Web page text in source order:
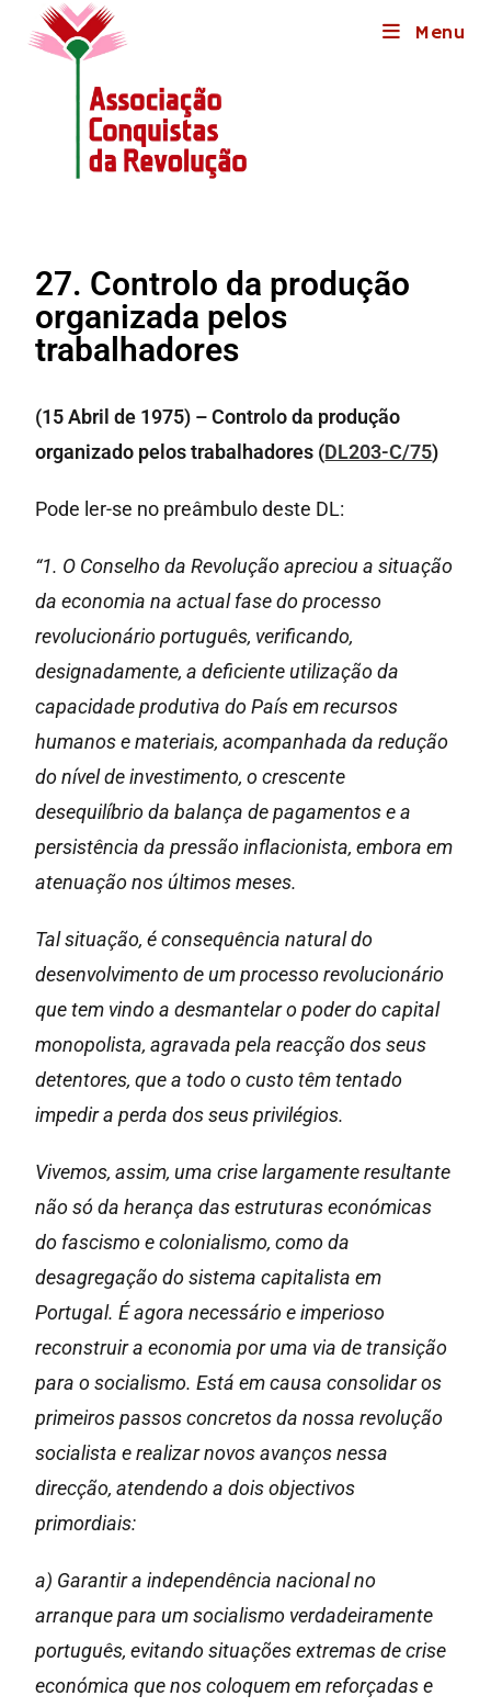
Menu
27. Controlo da produção
organizada pelos
trabalhadores
(15 Abril de 1975) – Controlo da produção
organizado pelos trabalhadores (DL203-C/75)
Pode ler-se no preâmbulo deste DL:
“1. O Conselho da Revolução apreciou a situação
da economia na actual fase do processo
revolucionário português, verificando,
designadamente, a deficiente utilização da
capacidade produtiva do País em recursos
humanos e materiais, acompanhada da redução
do nível de investimento, o crescente
desequilíbrio da balança de pagamentos e a
persistência da pressão inflacionista, embora em
atenuação nos últimos meses.
Tal situação, é consequência natural do
desenvolvimento de um processo revolucionário
que tem vindo a desmantelar o poder do capital
monopolista, agravada pela reacção dos seus
detentores, que a todo o custo têm tentado
impedir a perda dos seus privilégios.
Vivemos, assim, uma crise largamente resultante
não só da herança das estruturas económicas
do fascismo e colonialismo, como da
desagregação do sistema capitalista em
Portugal. É agora necessário e imperioso
reconstruir a economia por uma via de transição
para o socialismo. Está em causa consolidar os
primeiros passos concretos da nossa revolução
socialista e realizar novos avanços nessa
direcção, atendendo a dois objectivos
primordiais:
a) Garantir a independência nacional no
arranque para um socialismo verdadeiramente
português, evitando situações extremas de crise
económica que nos coloquem em reforçadas e